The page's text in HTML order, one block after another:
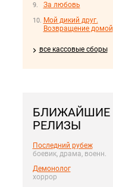
За любовь
Мой дикий друг.
Возвращение домой
все кассовые сборы
БЛИЖАЙШИЕ
РЕЛИЗЫ
Последний рубеж
боевик, драма, военн.
Демонолог
хоррор